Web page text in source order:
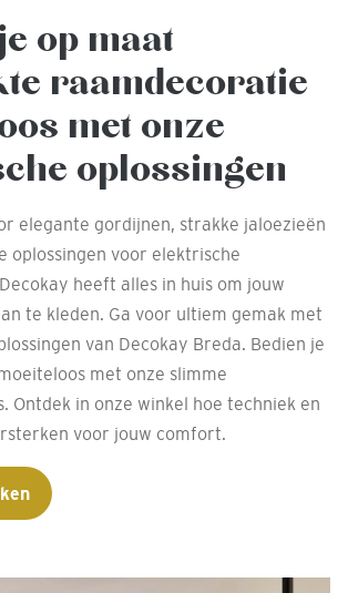
op maat
raamdecoratie
met onze
oplossingen
elegante gordijnen, strakke jaloezieën
oplossingen voor elektrische
heeft alles in huis om jouw
te kleden. Ga voor ultiem gemak met
van Decokay Breda. Bedien je
met onze slimme
Ontdek in onze winkel hoe techniek en
voor jouw comfort.